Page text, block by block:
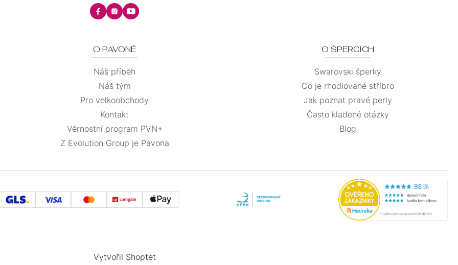
O PAVONĚ
Náš příběh
Náš tým
Pro velkoobchody
Kontakt
Věrnostní program PVN+
Z Evolution Group je Pavona
O ŠPERCÍCH
Swarovski šperky
Co je rhodiované stříbro
Jak poznat pravé perly
Často kladené otázky
Blog
Vytvořil Shoptet